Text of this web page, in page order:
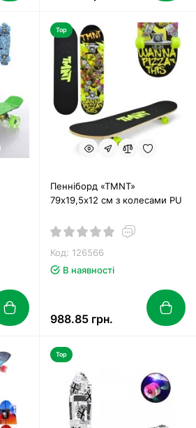
Top
Пенніборд «TMNT»
79х19,5х12 см з колесами PU
Код: 126566
В наявності
988.85 грн.
Top